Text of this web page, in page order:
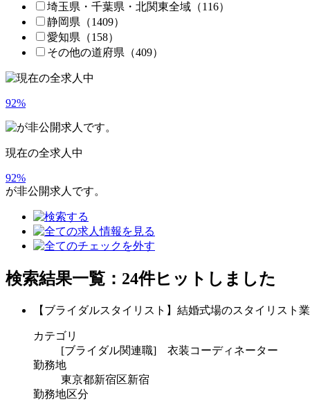
埼玉県・千葉県・北関東全域 （116）
静岡県 （1409）
愛知県 （158）
その他の道府県 （409）
92%
現在の全求人中
92%
が非公開求人です。
検索結果一覧：24件ヒットしました
【ブライダルスタイリスト】結婚式場のスタイリスト
カテゴリ
[ブライダル関連職] 衣装コーディネーター
勤務地
東京都新宿区新宿
勤務地区分